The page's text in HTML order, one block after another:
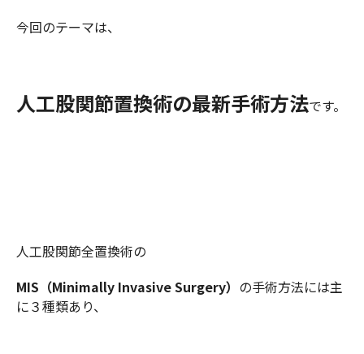
今回のテーマは、
人工股関節置換術の最新手術方法です。
人工股関節全置換術の
MIS（Minimally Invasive Surgery） の手術方法には主
に３種類あり、